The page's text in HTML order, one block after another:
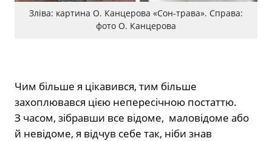
Зліва: картина О. Канцерова «Сон-трава». Справа:
фото О. Канцерова
Чим більше я цікавився, тим більше
захоплювався цією непересічною постаттю.
З часом, зібравши все відоме, маловідоме або
й невідоме, я відчув себе так, ніби знав